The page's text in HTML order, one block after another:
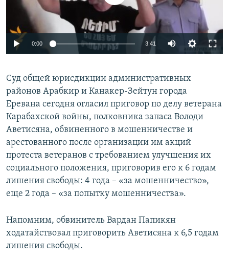
Հայերեն
English
Русский
Все сайты Радио Азатутюн
0:00 3:41
Суд общей юрисдикции административных
районов Арабкир и Канакер-Зейтун города
Еревана сегодня огласил приговор по делу ветерана
Карабахской войны, полковника запаса Володи
Аветисяна, обвиненного в мошенничестве и
арестованного после организации им акций
протеста ветеранов с требованием улучшения их
социального положения, приговорив его к 6 годам
лишения свободы: 4 года – «за мошенничество»,
еще 2 года – «за попытку мошенничества».
Напомним, обвинитель Вардан Папикян
ходатайствовал приговорить Аветисяна к 6,5 годам
лишения свободы.